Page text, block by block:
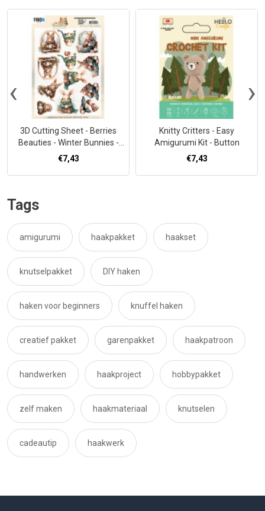
3D Cutting Sheet - Berries
Beauties - Winter Bunnies -
Cosy Bunnies
€7,43
Knitty Critters - Easy
Amigurumi Kit - Button
€7,43
‹ ›
Tags
amigurumi haakpakket haakset
knutselpakket DIY haken
haken voor beginners knuffel haken
creatief pakket garenpakket haakpatroon
handwerken haakproject hobbypakket
zelf maken haakmateriaal knutselen
cadeautip haakwerk